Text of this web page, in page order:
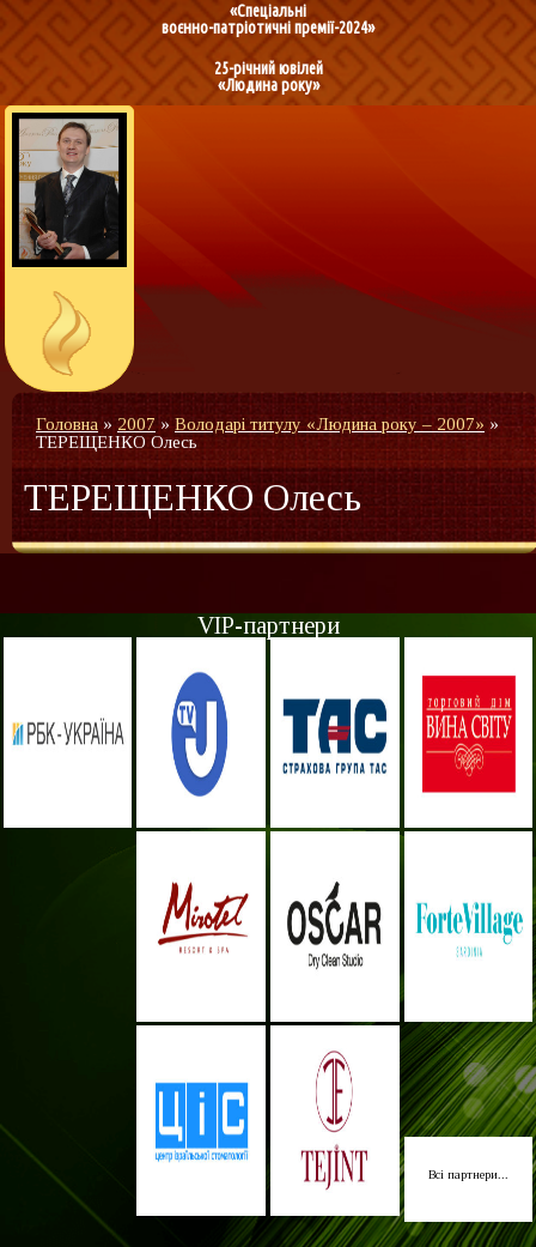
«Спеціальні
воєнно-патріотичні премії-2024»
25-річний ювілей
«Людина року»
Головна »2007»Володарі титулу «Людина року – 2007» »
ТЕРЕЩЕНКО Олесь
ТЕРЕЩЕНКО Олесь
VIP-партнери
Всі партнери...